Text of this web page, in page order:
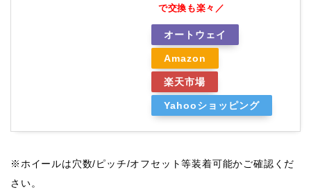
で交換も楽々／
オートウェイ
Amazon
楽天市場
Yahooショッピング
※ホイールは穴数/ピッチ/オフセット等装着可能かご確認くだ
さい。